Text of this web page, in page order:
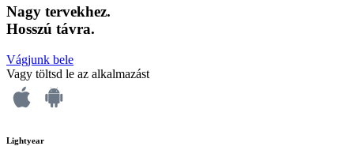
Nagy tervekhez.
Hosszú távra.
Vágjunk bele
Vagy töltsd le az alkalmazást
Lightyear